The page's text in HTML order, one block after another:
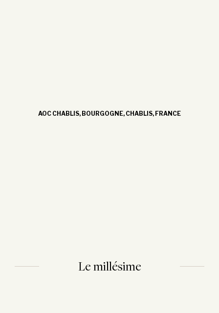
AOC CHABLIS, BOURGOGNE, CHABLIS, FRANCE
Le millésime